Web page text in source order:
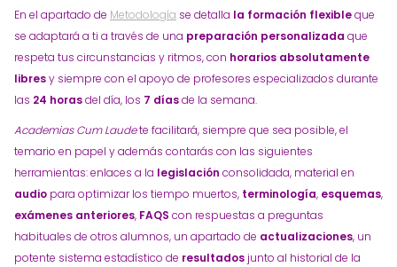
En el apartado de Metodología se detalla la formación flexibleque
se adaptará a ti a través de una preparación personalizada que
respeta tus circunstancias y ritmos, con horarios absolutamente
libresy siempre con el apoyo de profesores especializados durante
las 24 horasdel día, los 7 díasde la semana.
Academias Cum Laudete facilitará, siempre que sea posible, el
temario en papel y además contarás con las siguientes
herramientas: enlaces a la legislación consolidada, material en
audio para optimizar los tiempo muertos, terminología, esquemas,
exámenes anteriores, FAQS con respuestas a preguntas
habituales de otros alumnos, un apartado de actualizaciones, un
potente sistema estadístico de resultados junto al historial de la